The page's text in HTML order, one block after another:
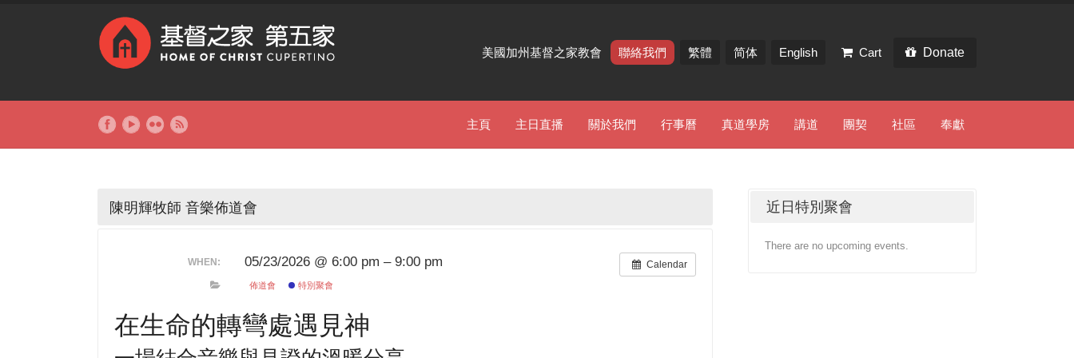
美國加州基督之家教會 聯絡我們 繁體 简体 English Cart Donate
主頁 主日直播 關於我們 行事曆 真道學房 講道 團契 社區 奉獻
陳明輝牧師 音樂佈道會
Calendar
WHEN: 05/23/2026 @ 6:00 pm – 9:00 pm
佈道會 特別聚會
在生命的轉彎處遇見神
近日特別聚會
There are no upcoming events.